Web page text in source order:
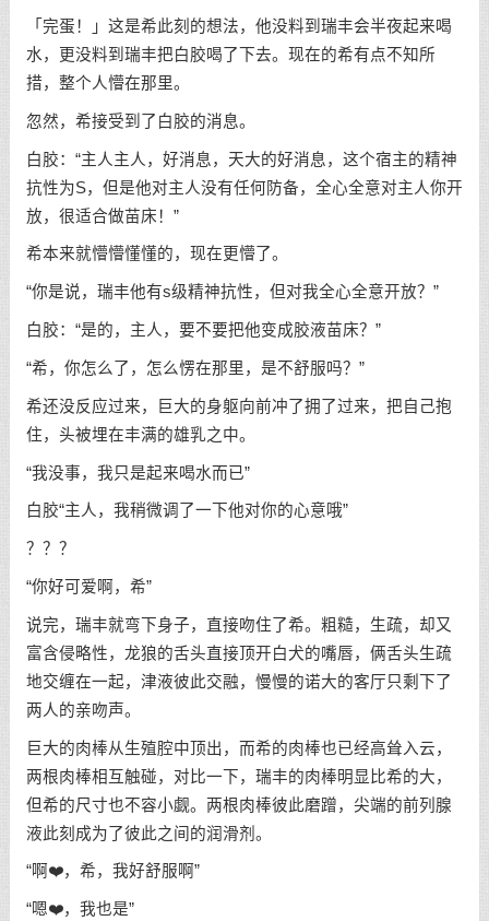
「完蛋！」这是希此刻的想法，他没料到瑞丰会半夜起来喝
水，更没料到瑞丰把白胶喝了下去。现在的希有点不知所
措，整个人懵在那里。
忽然，希接受到了白胶的消息。
白胶：“主人主人，好消息，天大的好消息，这个宿主的精神
抗性为S，但是他对主人没有任何防备，全心全意对主人你开
放，很适合做苗床！”
希本来就懵懵懂懂的，现在更懵了。
“你是说，瑞丰他有s级精神抗性，但对我全心全意开放？”
白胶：“是的，主人，要不要把他变成胶液苗床？”
“希，你怎么了，怎么愣在那里，是不舒服吗？”
希还没反应过来，巨大的身躯向前冲了拥了过来，把自己抱
住，头被埋在丰满的雄乳之中。
“我没事，我只是起来喝水而已”
白胶“主人，我稍微调了一下他对你的心意哦”
？？？
“你好可爱啊，希”
说完，瑞丰就弯下身子，直接吻住了希。粗糙，生疏，却又
富含侵略性，龙狼的舌头直接顶开白犬的嘴唇，俩舌头生疏
地交缠在一起，津液彼此交融，慢慢的诺大的客厅只剩下了
两人的亲吻声。
巨大的肉棒从生殖腔中顶出，而希的肉棒也已经高耸入云，
两根肉棒相互触碰，对比一下，瑞丰的肉棒明显比希的大，
但希的尺寸也不容小觑。两根肉棒彼此磨蹭，尖端的前列腺
液此刻成为了彼此之间的润滑剂。
“啊❤️，希，我好舒服啊”
“嗯❤️，我也是”